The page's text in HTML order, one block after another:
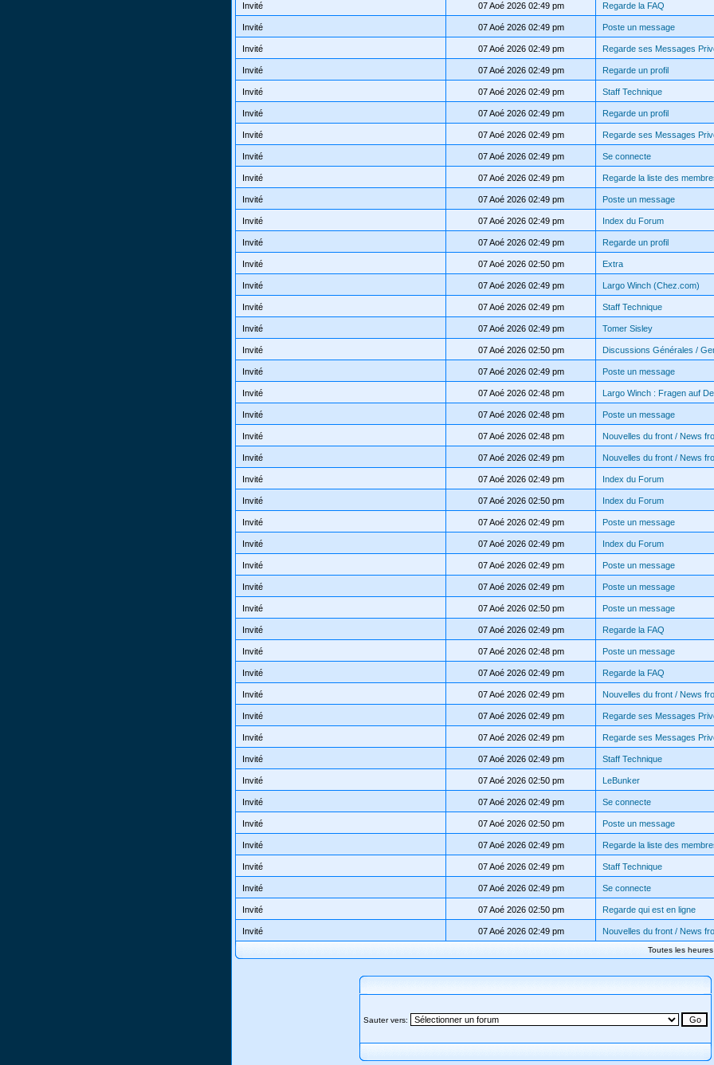
Invité 07 Aoé 2026 02:49 pm Regarde la FAQ
Invité 07 Aoé 2026 02:49 pm Poste un message
Invité 07 Aoé 2026 02:49 pm Regarde ses Messages
Invité 07 Aoé 2026 02:49 pm Regarde un profil
Invité 07 Aoé 2026 02:49 pm Staff Technique
Invité 07 Aoé 2026 02:49 pm Regarde un profil
Invité 07 Aoé 2026 02:49 pm Regarde ses Messages
Invité 07 Aoé 2026 02:49 pm Se connecte
Invité 07 Aoé 2026 02:49 pm Regarde la liste des
Invité 07 Aoé 2026 02:49 pm Poste un message
Invité 07 Aoé 2026 02:49 pm Index du Forum
Invité 07 Aoé 2026 02:49 pm Regarde un profil
Invité 07 Aoé 2026 02:50 pm Extra
Invité 07 Aoé 2026 02:49 pm Largo Winch (Chez.com)
Invité 07 Aoé 2026 02:49 pm Staff Technique
Invité 07 Aoé 2026 02:49 pm Tomer Sisley
Invité 07 Aoé 2026 02:50 pm Discussions Générales /
Invité 07 Aoé 2026 02:49 pm Poste un message
Invité 07 Aoé 2026 02:48 pm Largo Winch : Fragen auf
Invité 07 Aoé 2026 02:48 pm Poste un message
Invité 07 Aoé 2026 02:48 pm Nouvelles du front / News
Invité 07 Aoé 2026 02:49 pm Nouvelles du front / News
Invité 07 Aoé 2026 02:49 pm Index du Forum
Invité 07 Aoé 2026 02:50 pm Index du Forum
Invité 07 Aoé 2026 02:49 pm Poste un message
Invité 07 Aoé 2026 02:49 pm Index du Forum
Invité 07 Aoé 2026 02:49 pm Poste un message
Invité 07 Aoé 2026 02:49 pm Poste un message
Invité 07 Aoé 2026 02:50 pm Poste un message
Invité 07 Aoé 2026 02:49 pm Regarde la FAQ
Invité 07 Aoé 2026 02:48 pm Poste un message
Invité 07 Aoé 2026 02:49 pm Regarde la FAQ
Invité 07 Aoé 2026 02:49 pm Nouvelles du front / News
Invité 07 Aoé 2026 02:49 pm Regarde ses Messages
Invité 07 Aoé 2026 02:49 pm Regarde ses Messages
Invité 07 Aoé 2026 02:49 pm Staff Technique
Invité 07 Aoé 2026 02:50 pm LeBunker
Invité 07 Aoé 2026 02:49 pm Se connecte
Invité 07 Aoé 2026 02:50 pm Poste un message
Invité 07 Aoé 2026 02:49 pm Regarde la liste des
Invité 07 Aoé 2026 02:49 pm Staff Technique
Invité 07 Aoé 2026 02:49 pm Se connecte
Invité 07 Aoé 2026 02:50 pm Regarde qui est en ligne
Invité 07 Aoé 2026 02:49 pm Nouvelles du front / News
Toutes les
Sauter vers: